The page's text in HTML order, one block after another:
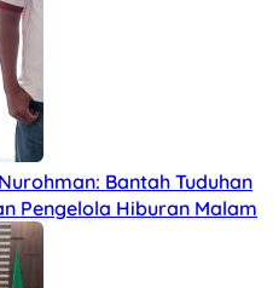
Bantah Tuduhan
Pengelola Hiburan Malam